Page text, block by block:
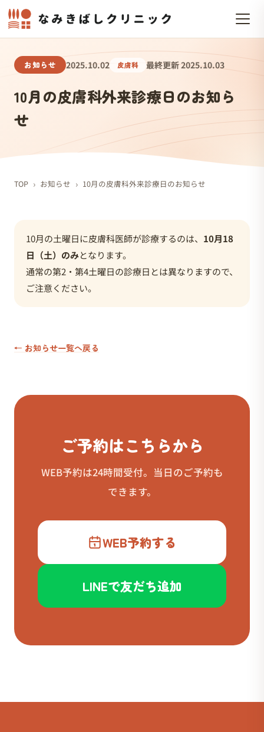
お知らせ 2025.10.02 皮膚科 最終更新 2025.10.03
10月の皮膚科外来診療日のお知ら
せ
TOP › お知らせ › 10月の皮膚科外来診療日のお知らせ
10月の土曜日に皮膚科医師が診療するのは、 10月18
日（土）のみとなります。
通常の第2・第4土曜日の診療日とは異なりますので、
ご注意ください。
← お知らせ一覧へ戻る
ご予約はこちらから
WEB予約は24時間受付。当日のご予約も
できます。
WEB予約する
LINEで友だち追加